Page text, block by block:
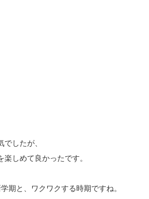
したが、
しめて良かったです。
期と、ワクワクする時期ですね。